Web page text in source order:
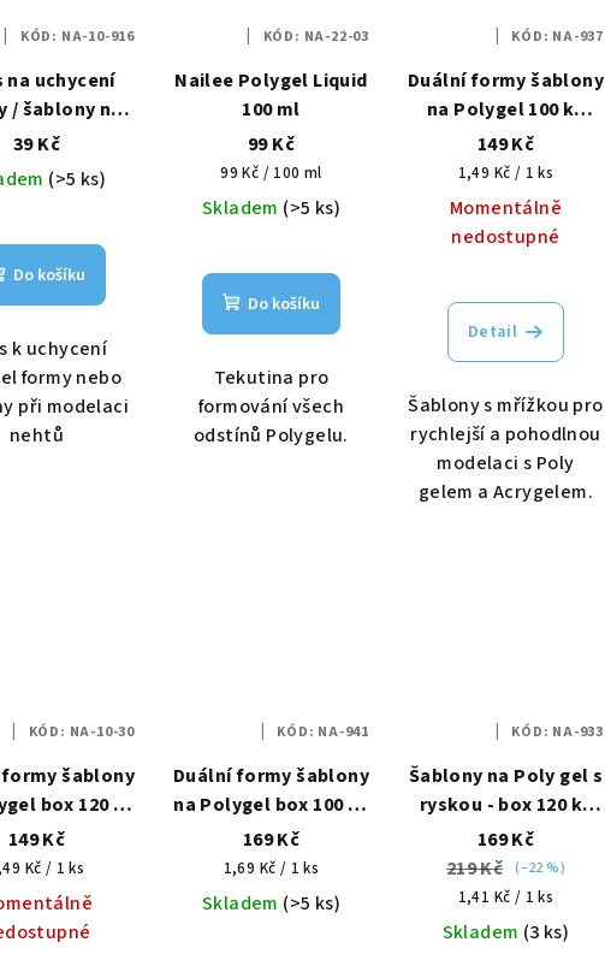
na uchycení
/ šablony na
1ks růžový
39 Kč
(>5 ks)
Do košíku
k uchycení
formy nebo
při modelaci
nehtů
KÓD: NA-10-916
Nailee Polygel Liquid
100 ml
99 Kč
Měrná
cena:
99 Kč / 100 ml
Skladem (>5 ks)
Do košíku
Tekutina pro
formování všech
odstínů Polygelu.
KÓD: NA-22-03
Duální formy šablony
na Polygel 100 ks
klasik 1
149 Kč
Měrná
cena:
1,49 Kč / 1 ks
Momentálně
nedostupné
Detail
Šablony s mřížkou pro
rychlejší a pohodlnou
modelaci s Poly
gelem a Acrygelem.
KÓD: NA-937
šablony
box 120 ks
mandle
149 Kč
Kč / 1 ks
KÓD: NA-10-30
Duální formy šablony
na Polygel box 100 ks
klasik 3
169 Kč
Měrná
cena:
1,69 Kč / 1 ks
Skladem (>5 ks)
KÓD: NA-941
Šablony na Poly gel s
ryskou - box 120 ks
Nailee
169 Kč
219 Kč (–22 %)
Měrná
cena:
1,41 Kč / 1 ks
Skladem (3 ks)
KÓD: NA-933